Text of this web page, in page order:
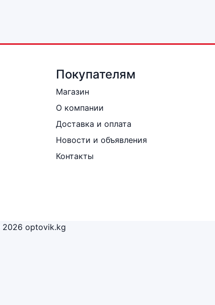
Покупателям
Магазин
О компании
Доставка и оплата
Новости и объявления
Контакты
optovik.kg